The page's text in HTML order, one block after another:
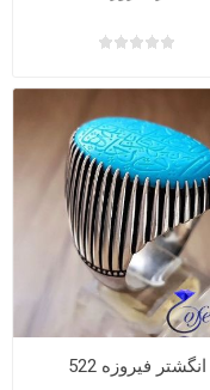
انگشتر فیروزه 522